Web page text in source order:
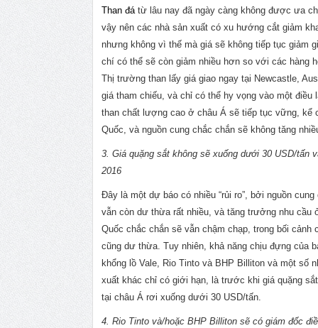
Than đátừ lâu nay đã ngày càng không được ưa
vậy nên các nhà sản xuất có xu hướng cắt giảm
nhưng không vì thế mà giá sẽ không tiếp tục giảm
chí có thể sẽ còn giảm nhiều hơn so với các hàng
Thị trường than lấy giá giao ngay tại Newcastle,
giá tham chiếu, và chỉ có thể hy vọng vào một điều
than chất lượng cao ở châu Á sẽ tiếp tục vững, kể
Quốc, và nguồn cung chắc chắn sẽ không tăng
3. Giá quặng sắt không sẽ xuống dưới 30 USD/tấn
2016
Đây là một dự báo có nhiều “rủi ro”, bởi nguồn cung
vẫn còn dư thừa rất nhiều, và tăng trưởng nhu cầu
Quốc chắc chắn sẽ vẫn chậm chạp, trong bối cảnh
cũng dư thừa. Tuy nhiên, khả năng chịu đựng của
khổng lồ Vale, Rio Tinto và BHP Billiton và một số
xuất khác chỉ có giới hạn, là trước khi giá quặng
tại châu Á rơi xuống dưới 30 USD/tấn.
4. Rio Tinto và/hoặc BHP Billiton sẽ có giám đốc